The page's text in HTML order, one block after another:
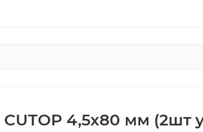
4,5х80 мм (2шт